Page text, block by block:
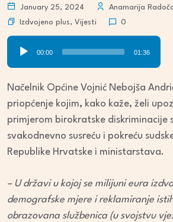
January 25, 2024
Anamarija
Izdvojeno plus, Vijesti 0
00:00 01:36
Načelnik Općine Vojnić Nebojša
priopćenje kojim, kako kaže, želi
primjerom birokratske diskriminacije
svakodnevno susreću i pokreću
Republike Hrvatske i ministarstava.
– U državi u kojoj se milijuni eura
demografske mjere i reklamiranje
obrazovana službenica (u svojstvu